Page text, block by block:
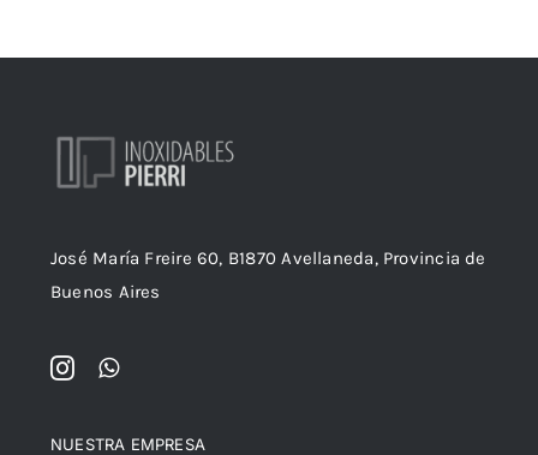
José María Freire 60, B1870 Avellaneda, Provincia de
Buenos Aires
NUESTRA EMPRESA